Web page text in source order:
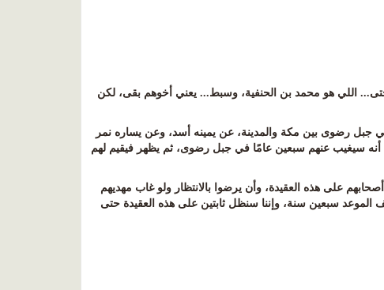
اللي هو محمد بن الحنفية، وسبط... يعني أخوهم بقى، لكن
جبل رضوى بين مكة والمدينة، عن يمينه أسد، وعن يساره نمر
أنه سيغيب عنهم سبعين عامًا في جبل رضوى، ثم يظهر فيقيم لهم
على هذه العقيدة، وأن يرضوا بالانتظار ولو غاب مهديهم
الموعد سبعين سنة، وإننا سنظل ثابتين على هذه العقيدة حتى